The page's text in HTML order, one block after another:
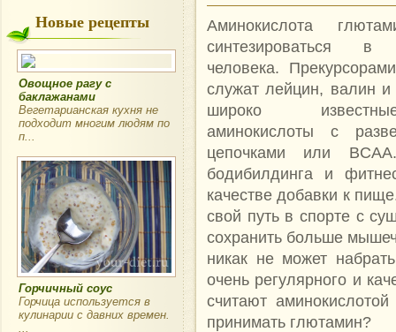
Новые рецепты
Овощное рагу с
баклажанами
Вегетарианская кухня не
подходит многим людям по
п...
Горчичный соус
Горчица используется в
кулинарии с давних времен.
Аминокислота
синтезироваться в
человека.
служат лейцин, валин и
широко
аминокислоты с
цепочками или
бодибилдинга и
качестве добавки к
свой путь в спорте с
сохранить больше
никак не может
очень регулярного и
считают
принимать глютамин?